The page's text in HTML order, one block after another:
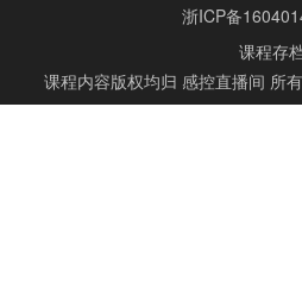
浙ICP备
课程存
课程内容版权均归 感控直播间 所有